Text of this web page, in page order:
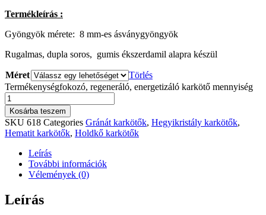
Termékleírás :
Gyöngyök mérete: 8 mm-es ásványgyöngyök
Rugalmas, dupla soros, gumis ékszerdamil alapra készül
Méret
Törlés
Termékenységfokozó, regeneráló, energetizáló karkötő mennyiség
Kosárba teszem
SKU 618 Categories Gránát karkötők, Hegyikristály karkötők,
Hematit karkötők, Holdkő karkötők
Leírás
További információk
Vélemények (0)
Leírás